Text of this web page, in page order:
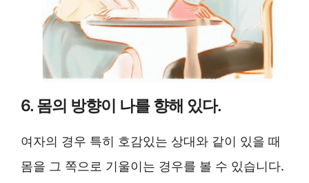
6. 몸의 방향이 나를 향해 있다.
여자의 경우 특히 호감있는 상대와 같이 있을 때
몸을 그 쪽으로 기울이는 경우를 볼 수 있습니다.